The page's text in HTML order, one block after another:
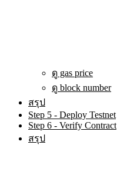
ดู gas price
ดู block number
สรุป
Step 5 - Deploy Testnet
Step 6 - Verify Contract
สรุป